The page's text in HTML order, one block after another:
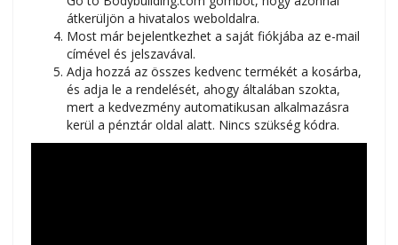
átkerüljön a hivatalos weboldalra.
Most már bejelentkezhet a saját fiókjába az e-mail
címével és jelszavával.
Adja hozzá az összes kedvenc termékét a kosárba,
és adja le a rendelését, ahogy általában szokta,
mert a kedvezmény automatikusan alkalmazásra
kerül a pénztár oldal alatt. Nincs szükség kódra.